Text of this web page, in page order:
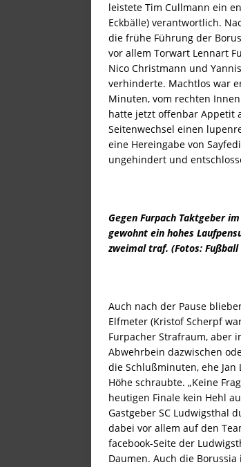
[ 2. Juli
[ 1. Juli
[ 28. Juni
[ 27. Juni
[ 26. Juni
[ 24. Juni
[ 22. Juni
[ 21. Juni
[ 18. Juni
[ 16. Juni
[ 14. Juni
[ 13. Juni
[ 12. Juni
[ 10. Juni
leistete Tim Cullmann ein
Eckbälle) verantwortlich.
die frühe Führung der
vor allem Torwart Lennart
Nico Christmann und
verhinderte. Machtlos war
Minuten, vom rechten
hatte jetzt offenbar Appetit
Seitenwechsel einen
eine Hereingabe von
ungehindert und
Gegen Furpach Taktgeber
gewohnt ein hohes
zweimal traf. (Fotos: Fußball
Auch nach der Pause
Elfmeter (Kristof Scherpf
Furpacher Strafraum, aber
Abwehrbein dazwischen
die Schlußminuten, ehe
Höhe schraubte. „Keine
heutigen Finale kein Hehl
Gastgeber SC Ludwigsthal
dabei vor allem auf den
facebook-Seite der
Daumen. Auch die